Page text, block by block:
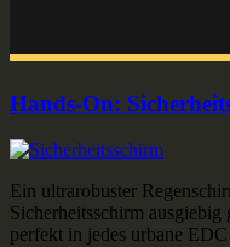
Hands-On:
Ein ultrarobuster
Sicherheitsschirm ausgiebig
perfekt in jedes urbane EDC